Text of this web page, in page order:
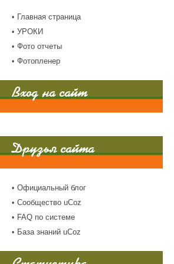
Главная страница
УРОКИ
Фото отчеты
Фотопленер
Вход на сайт
Друзья сайта
Официальный блог
Сообщество uCoz
FAQ по системе
База знаний uCoz